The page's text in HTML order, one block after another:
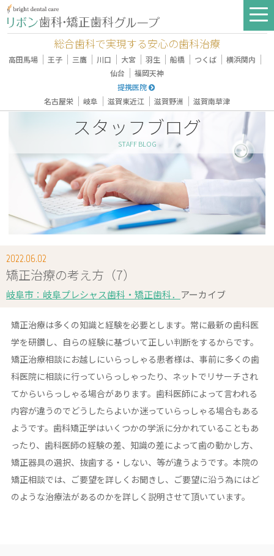
総合歯科で実現する安心の歯科治療
高田馬場 ｜ 王子 ｜ 三鷹 ｜ 川口 ｜ 大宮 ｜ 羽生 ｜ 船橋 ｜ つくば ｜ 横浜関内 ｜
仙台 ｜ 福岡天神
提携医院
名古屋栄 ｜ 岐阜 ｜ 滋賀東近江 ｜ 滋賀野洲 ｜ 滋賀南草津
スタッフブログ
STAFF BLOG
2022.06.02
矯正治療の考え方（7）
岐阜市：岐阜プレシャス歯科・矯正歯科． アーカイブ
矯正治療は多くの知識と経験を必要とします。常に最新の歯科医
学を研鑽し、自らの経験に基づいて正しい判断をするからです。
矯正治療相談にお越しにいらっしゃる患者様は、事前に多くの歯
科医院に相談に行っていらっしゃったり、ネットでリサーチされ
てからいらっしゃる場合があります。歯科医師によって言われる
内容が違うのでどうしたらよいか迷っていらっしゃる場合もある
ようです。歯科矯正学はいくつかの学派に分かれていることもあ
ったり、歯科医師の経験の差、知識の差によって歯の動かし方、
矯正器具の選択、抜歯する・しない、等が違うようです。本院の
矯正相談では、ご要望を詳しくお聞きし、ご要望に沿う為にはど
のような治療法があるのかを詳しく説明させて頂いています。